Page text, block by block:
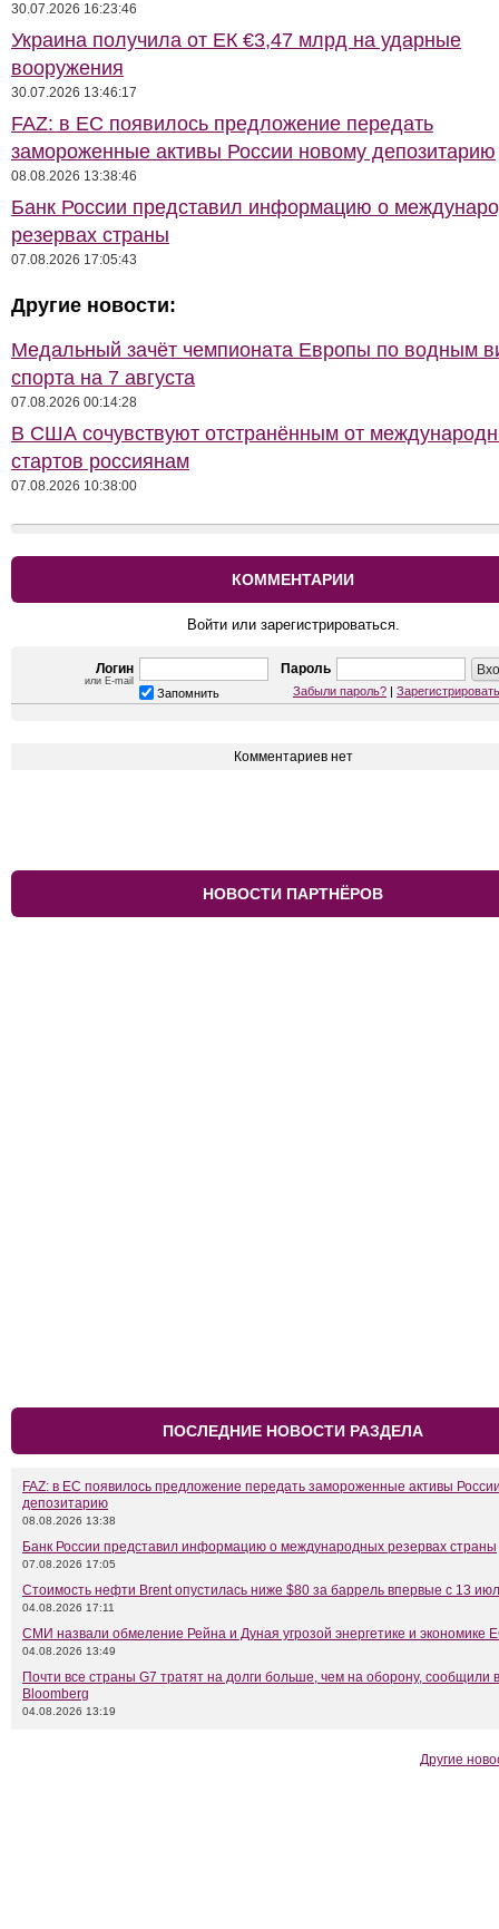
30.07.2026 16:23:46
Украина получила от ЕК €3,47 млрд на ударные
вооружения
30.07.2026 13:46:17
FAZ: в ЕС появилось предложение передать
замороженные активы России новому депозитарию
08.08.2026 13:38:46
Банк России представил информацию о
резервах страны
07.08.2026 17:05:43
Другие новости:
Медальный зачёт чемпионата Европы по водным
спорта на 7 августа
07.08.2026 00:14:28
В США сочувствуют отстранённым от
стартов россиянам
07.08.2026 10:38:00
КОММЕНТАРИИ
Войти или зарегистрироваться.
Логин
или E-mail
Пароль
Запомнить Забыли пароль? |
Комментариев нет
НОВОСТИ ПАРТНЁРОВ
ПОСЛЕДНИЕ НОВОСТИ РАЗДЕЛА
FAZ: в ЕС появилось предложение передать замороженные активы
депозитарию
08.08.2026 13:38
Банк России представил информацию о международных резервах страны
07.08.2026 17:05
Стоимость нефти Brent опустилась ниже $80 за баррель впервые с 13
04.08.2026 17:11
СМИ назвали обмеление Рейна и Дуная угрозой энергетике и экономике
04.08.2026 13:49
Почти все страны G7 тратят на долги больше, чем на оборону, сообщили в
Bloomberg
04.08.2026 13:19
Другие